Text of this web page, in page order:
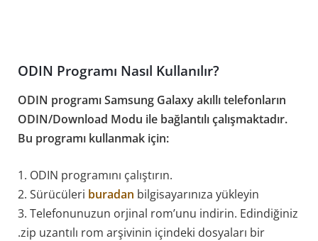
ODIN Programı Nasıl Kullanılır?
ODIN programı Samsung Galaxy akıllı telefonların
ODIN/Download Modu ile bağlantılı çalışmaktadır.
Bu programı kullanmak için:
1. ODIN programını çalıştırın.
2. Sürücüleri buradan bilgisayarınıza yükleyin
3. Telefonunuzun orjinal rom’unu indirin. Edindiğiniz
.zip uzantılı rom arşivinin içindeki dosyaları bir